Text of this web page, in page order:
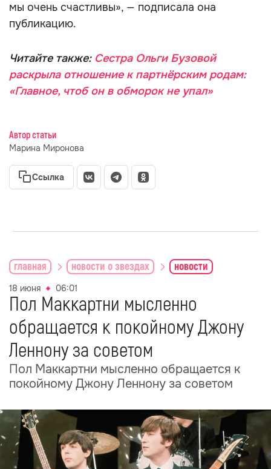
мы очень счастливы», — подписала она
публикацию.
Читайте также: Сестра Ольги Бузовой
раскрыла отношение к партнёрским родам:
«Главное, чтоб он в обморок не упал»
Автор статьи
Марина Миронова
Ссылка
главная новости о звездах новости
18 июня 06:01
Пол Маккартни мысленно
обращается к покойному Джону
Леннону за советом
Пол Маккартни мысленно обращается к
покойному Джону Леннону за советом